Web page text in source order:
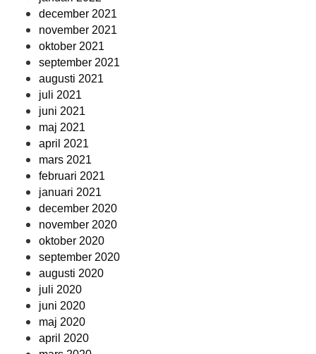
december 2021
november 2021
oktober 2021
september 2021
augusti 2021
juli 2021
juni 2021
maj 2021
april 2021
mars 2021
februari 2021
januari 2021
december 2020
november 2020
oktober 2020
september 2020
augusti 2020
juli 2020
juni 2020
maj 2020
april 2020